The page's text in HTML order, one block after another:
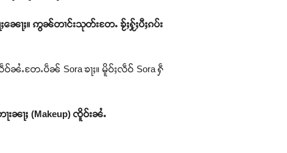
ၼေႃႈ။ ဢွၼ်တၢင်းသုတ်းတႄႉ ၶႂ်ႈႁႂ်ႈပီႈၵပ်း
ၼႆႉတႄႉပဵၼ် Sora ၶႃႈ။ မိူဝ်ႈလဵဝ် Sora ႁဵ
ၼႃႈ (Makeup) ၸိူဝ်းၼႆႉ